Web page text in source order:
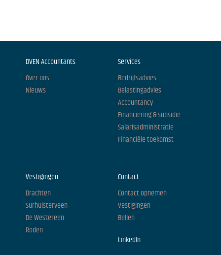
DVEN Accountants
Over ons
Nieuws
Services
Bedrijfsadvies
Belastingadvies
Accountancy
Financiering & subsidie
Salarisadministratie
Financiële toekomst
Vestigingen
Drachten
Surhuisterveen
De Westereen
Roden
Contact
Contact opnemen
Vestigingen
Bellen
LinkedIn